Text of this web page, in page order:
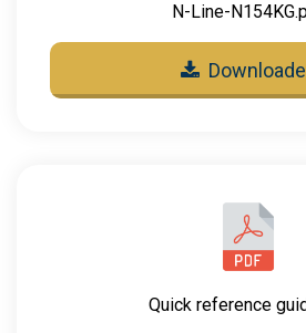
N-Line-
Quick reference